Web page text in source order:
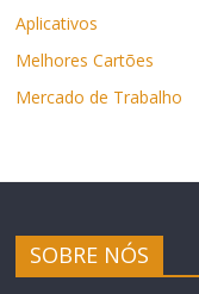
Aplicativos
Melhores Cartões
Mercado de Trabalho
SOBRE NÓS